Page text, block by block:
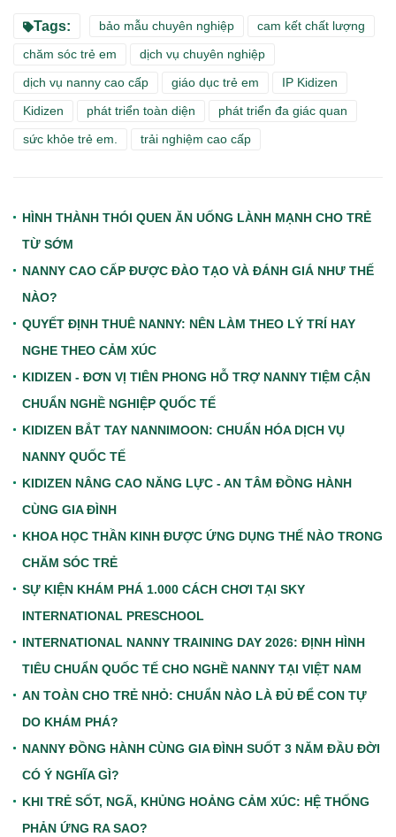
Tags: bảo mẫu chuyên nghiệp
cam kết chất lượng
chăm sóc trẻ em
dịch vụ chuyên nghiệp
dịch vụ nanny cao cấp
giáo dục trẻ em
IP Kidizen
Kidizen
phát triển toàn diện
phát triển đa giác quan
sức khỏe trẻ em.
trải nghiệm cao cấp
HÌNH THÀNH THÓI QUEN ĂN UỐNG LÀNH MẠNH CHO TRẺ
TỪ SỚM
NANNY CAO CẤP ĐƯỢC ĐÀO TẠO VÀ ĐÁNH GIÁ NHƯ THẾ
NÀO?
QUYẾT ĐỊNH THUÊ NANNY: NÊN LÀM THEO LÝ TRÍ HAY
NGHE THEO CẢM XÚC
KIDIZEN - ĐƠN VỊ TIÊN PHONG HỖ TRỢ NANNY TIỆM CẬN
CHUẨN NGHỀ NGHIỆP QUỐC TẾ
KIDIZEN BẮT TAY NANNIMOON: CHUẨN HÓA DỊCH VỤ
NANNY QUỐC TẾ
KIDIZEN NÂNG CAO NĂNG LỰC - AN TÂM ĐỒNG HÀNH
CÙNG GIA ĐÌNH
KHOA HỌC THẦN KINH ĐƯỢC ỨNG DỤNG THẾ NÀO TRONG
CHĂM SÓC TRẺ
SỰ KIỆN KHÁM PHÁ 1.000 CÁCH CHƠI TẠI SKY
INTERNATIONAL PRESCHOOL
INTERNATIONAL NANNY TRAINING DAY 2026: ĐỊNH HÌNH
TIÊU CHUẨN QUỐC TẾ CHO NGHỀ NANNY TẠI VIỆT NAM
AN TOÀN CHO TRẺ NHỎ: CHUẨN NÀO LÀ ĐỦ ĐỂ CON TỰ
DO KHÁM PHÁ?
NANNY ĐỒNG HÀNH CÙNG GIA ĐÌNH SUỐT 3 NĂM ĐẦU ĐỜI
CÓ Ý NGHĨA GÌ?
KHI TRẺ SỐT, NGÃ, KHỦNG HOẢNG CẢM XÚC: HỆ THỐNG
PHẢN ỨNG RA SAO?